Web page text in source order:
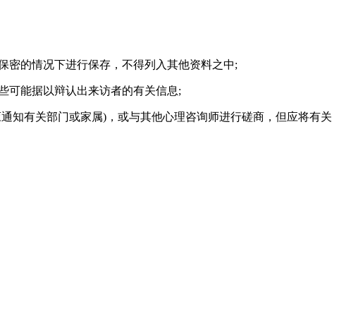
密的情况下进行保存，不得列入其他资料之中;
可能据以辩认出来访者的有关信息;
知有关部门或家属)，或与其他心理咨询师进行磋商，但应将有关